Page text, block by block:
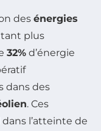
des énergies
plus
32% d’énergie
dans des
. Ces
l’atteinte de